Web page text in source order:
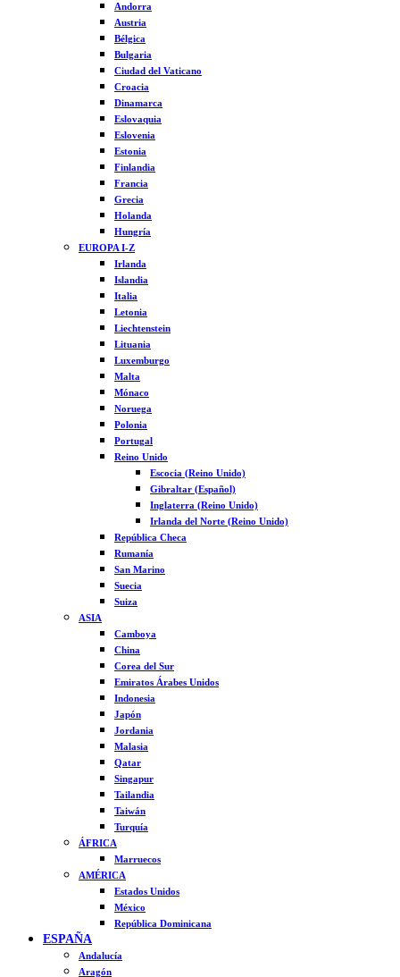
Andorra
Austria
Bélgica
Bulgaria
Ciudad del Vaticano
Croacia
Dinamarca
Eslovaquia
Eslovenia
Estonia
Finlandia
Francia
Grecia
Holanda
Hungría
EUROPA I-Z
Irlanda
Islandia
Italia
Letonia
Liechtenstein
Lituania
Luxemburgo
Malta
Mónaco
Noruega
Polonia
Portugal
Reino Unido
Escocia (Reino Unido)
Gibraltar (Español)
Inglaterra (Reino Unido)
Irlanda del Norte (Reino Unido)
República Checa
Rumanía
San Marino
Suecia
Suiza
ASIA
Camboya
China
Corea del Sur
Emiratos Árabes Unidos
Indonesia
Japón
Jordania
Malasia
Qatar
Singapur
Tailandia
Taiwán
Turquía
ÁFRICA
Marruecos
AMÉRICA
Estados Unidos
México
República Dominicana
ESPAÑA
Andalucía
Aragón